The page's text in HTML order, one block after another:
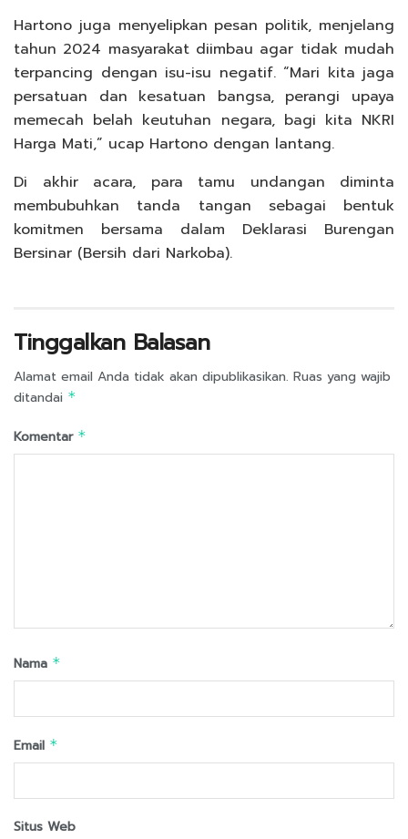
Hartono juga menyelipkan pesan politik, menjelang
tahun 2024 masyarakat diimbau agar tidak mudah
terpancing dengan isu-isu negatif. “Mari kita jaga
persatuan dan kesatuan bangsa, perangi upaya
memecah belah keutuhan negara, bagi kita NKRI
Harga Mati,” ucap Hartono dengan lantang.
Di akhir acara, para tamu undangan diminta
membubuhkan tanda tangan sebagai bentuk
komitmen bersama dalam Deklarasi Burengan
Bersinar (Bersih dari Narkoba).
Tinggalkan Balasan
Alamat email Anda tidak akan dipublikasikan. Ruas yang wajib
ditandai *
Komentar *
Nama *
Email *
Situs Web